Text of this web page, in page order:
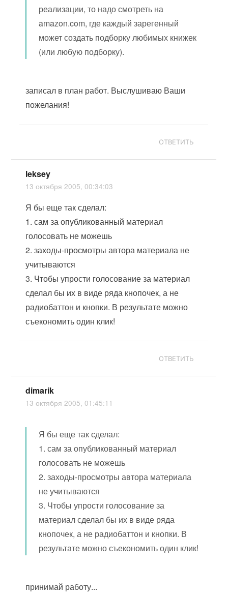
реализации, то надо смотреть на
amazon.com, где каждый зарегенный
может создать подборку любимых книжек
(или любую подборку).
записал в план работ. Выслушиваю Ваши
пожелания!
ОТВЕТИТЬ
leksey
13 октября 2005, 00:34:03
Я бы еще так сделал:
1. сам за опубликованный материал
голосовать не можешь
2. заходы-просмотры автора материала не
учитываются
3. Чтобы упрости голосование за материал
сделал бы их в виде ряда кнопочек, а не
радиобаттон и кнопки. В результате можно
съекономить один клик!
ОТВЕТИТЬ
dimarik
13 октября 2005, 01:45:11
Я бы еще так сделал:
1. сам за опубликованный материал
голосовать не можешь
2. заходы-просмотры автора материала
не учитываются
3. Чтобы упрости голосование за
материал сделал бы их в виде ряда
кнопочек, а не радиобаттон и кнопки. В
результате можно съекономить один клик!
принимай работу...